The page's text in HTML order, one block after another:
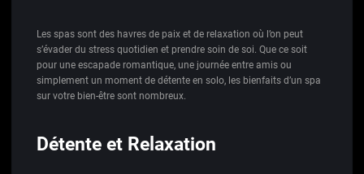
Les spas sont des havres de paix et de relaxation où l’on peut
s’évader du stress quotidien et prendre soin de soi. Que ce soit
pour une escapade romantique, une journée entre amis ou
simplement un moment de détente en solo, les bienfaits d’un spa
sur votre bien-être sont nombreux.
Détente et Relaxation